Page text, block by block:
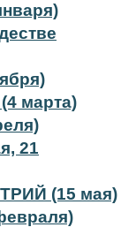
марта)
21
(15 мая)